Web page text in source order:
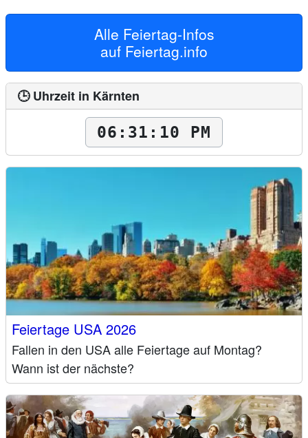
Alle Feiertag-Infos
auf Feiertag.info
🕒 Uhrzeit in Kärnten
06:31:12 PM
Feiertage USA 2026
Fallen in den USA alle Feiertage auf Montag?
Wann ist der nächste?